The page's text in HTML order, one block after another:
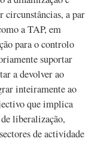
circunstâncias, a par
a TAP, em
para o controlo
suportar
a devolver ao
inteiramente ao
que implica
liberalização,
de actividade